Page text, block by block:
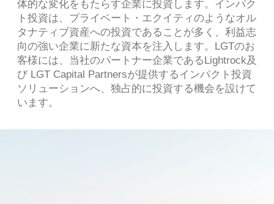
体的な変化をもたらす企業に投資します。インパク
ト投資は、プライベート・エクイティのようなオル
タナティブ資産への投資であることが多く、利益志
向の強い企業に新たな資本を注入します。LGTのお
客様には、当社のパートナー企業であるLightrock及
び LGT Capital Partnersが提供するインパクト投資
ソリューションへ、独占的に投資する機会を設けて
います。